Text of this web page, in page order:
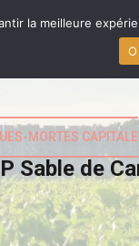
MORTES CAPITALE
Sable de
la meilleure